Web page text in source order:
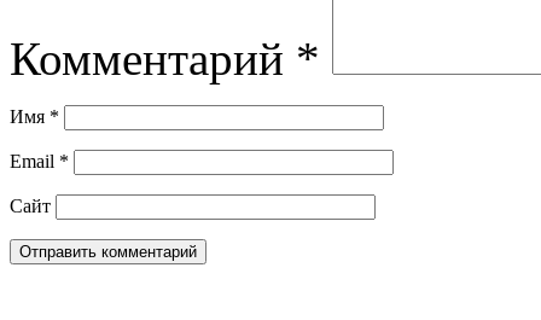
Комментарий *
Имя *
Email *
Сайт